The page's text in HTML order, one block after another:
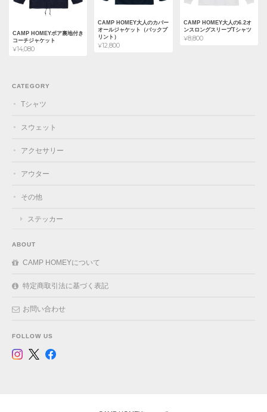
CAMP HOMEYボア裏地付き
コーチジャケット
¥14,080
CAMP HOMEY大人のカバー
オールジャケット（バックプ
リント）
¥12,800
CAMP HOMEY大人の6.2オ
ンスロングスリーブTシャツ
¥8,800
CATEGORY
Tシャツ
スウェット
アクセサリー
アウター
その他
ステッカー
ABOUT
CAMP HOMEYについて
特定商取引法に基づく表記
お問い合わせ
FOLLOW US